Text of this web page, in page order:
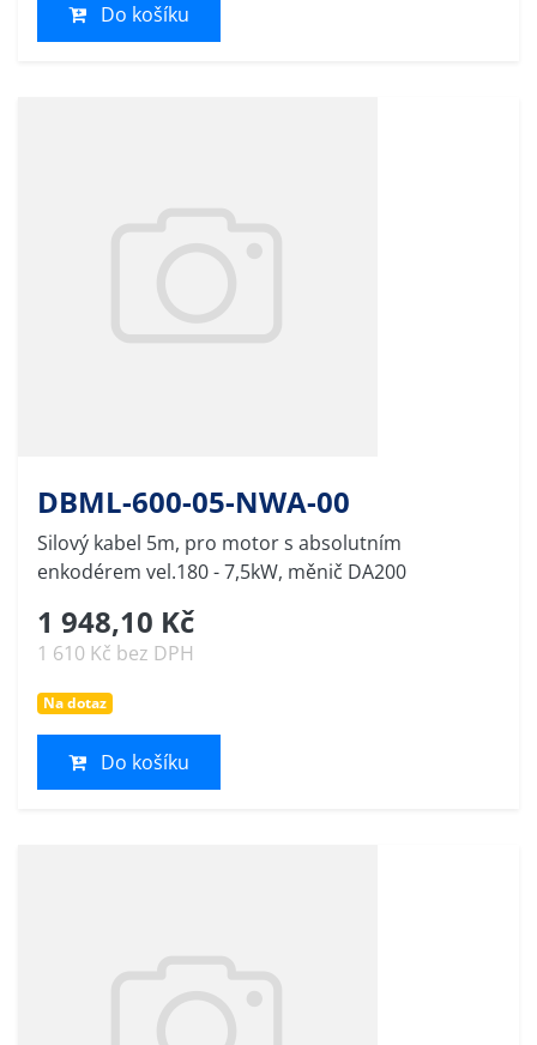
Do košíku
DBML-600-05-NWA-00
Silový kabel 5m, pro motor s absolutním
enkodérem vel.180 - 7,5kW, měnič DA200
1 948,10 Kč
1 610 Kč bez DPH
Na dotaz
Do košíku